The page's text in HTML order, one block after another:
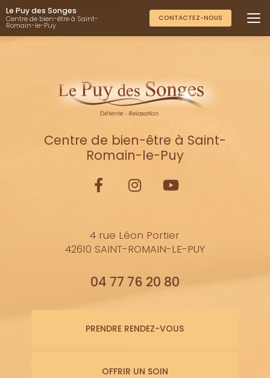
Aller
au
contenu
principal
Le Puy des Songes
Centre de bien-être à Saint-
Romain-le-Puy
CONTACTEZ-NOUS
Centre de bien-être à Saint-
Romain-le-Puy
4 rue Léon Portier
42610 SAINT-ROMAIN-LE-PUY
04 77 76 20 80
PRENDRE RENDEZ-VOUS
OFFRIR UN SOIN